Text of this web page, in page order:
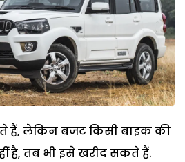
हैं, लेकिन बजट किसी बाइक की
है, तब भी इसे खरीद सकते हैं.